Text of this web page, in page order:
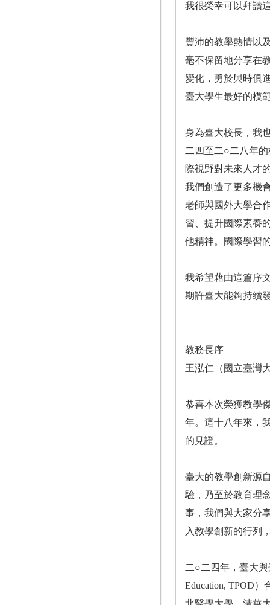
我很榮幸可以拜讀
豐沛的教學熱情以
毫不保留地分享在
變化，勇於與時俱
臺大學生最好的模
身為臺大校長，我
二四至二○二八年
際視野對未來人才
我們創造了更多機
老師與國外大學合
習、提升國際素養
他精神。國際學習
我希望藉由這篇序
期許臺大能夠持續
教務長序
王泓仁（國立臺灣
恭喜本次榮獲教學
年。這十八年來，
的見證。
臺大的教學創新源
驗，乃至於教育理
事，我們與大家分
入教學創新的行列
二○二四年，臺大與
Education, TPOD